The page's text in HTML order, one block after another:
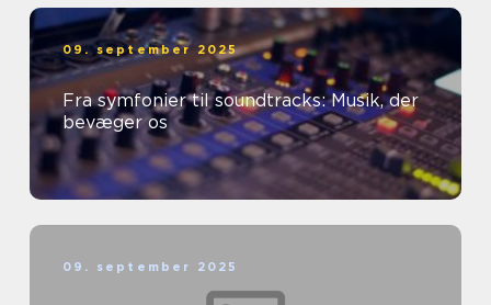
09. september 2025
Fra symfonier til soundtracks: Musik, der
bevæger os
09. september 2025